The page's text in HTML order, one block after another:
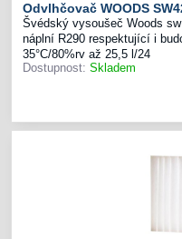
Odvlhčovač WOODS
Švédský vysoušeč Woods
náplní R290 respektující i
35°C/80%rv až 25,5 l/24
Dostupnost: Skladem